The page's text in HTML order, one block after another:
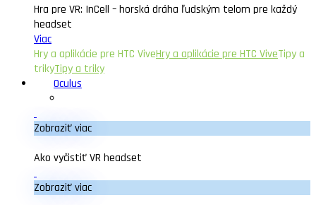
Hra pre VR: InCell – horská dráha ľudským telom pre každý
headset
Viac
Hry a aplikácie pre HTC ViveHry a aplikácie pre HTC ViveTipy a
trikyTipy a triky
Oculus
Zobraziť viac
Ako vyčistiť VR headset
Zobraziť viac